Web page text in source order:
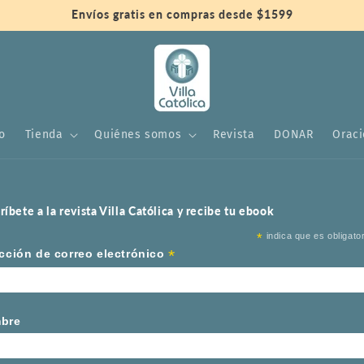
Envíos gratis en compras desde $1599
Tienda Quiénes somos Revista DONAR
a la revista Villa Católica y recibe tu ebook
* indica que es
de correo electrónico*